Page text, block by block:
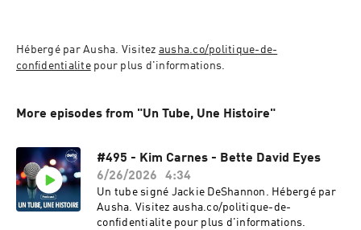
Hébergé par Ausha. Visitez ausha.co/politique-de-
confidentialite pour plus d'informations.
More episodes from "Un Tube, Une Histoire"
#495 - Kim Carnes - Bette David Eyes
6/26/2026
4:34
Un tube signé Jackie DeShannon. Hébergé par
Ausha. Visitez ausha.co/politique-de-
confidentialite pour plus d'informations.